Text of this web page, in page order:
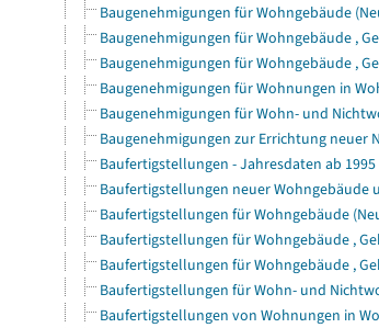
Baugenehmigungen für Wohngebäude
Baugenehmigungen für Wohngebäude ,
Baugenehmigungen für Wohngebäude ,
Baugenehmigungen für Wohnungen in
Baugenehmigungen für Wohn- und
Baugenehmigungen zur Errichtung neuer
Baufertigstellungen - Jahresdaten ab 1995
Baufertigstellungen neuer Wohngebäude
Baufertigstellungen für Wohngebäude
Baufertigstellungen für Wohngebäude ,
Baufertigstellungen für Wohngebäude ,
Baufertigstellungen für Wohn- und
Baufertigstellungen von Wohnungen in